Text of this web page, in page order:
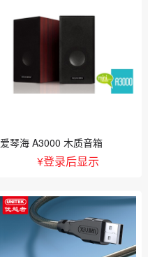
爱琴海 A3000 木质音箱
¥登录后显示